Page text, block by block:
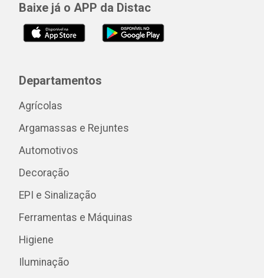
Baixe já o APP da Distac
Departamentos
Agrícolas
Argamassas e Rejuntes
Automotivos
Decoração
EPI e Sinalização
Ferramentas e Máquinas
Higiene
Iluminação